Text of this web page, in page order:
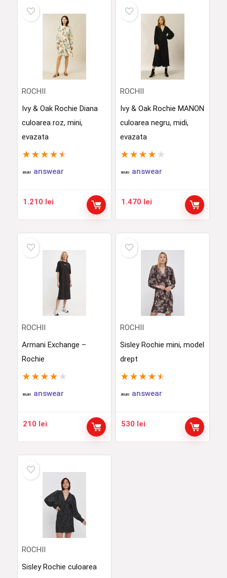
ROCHII
Ivy & Oak Rochie Diana
culoarea roz, mini,
evazata
★ ★ ★ ★ ★
answear
1.210 lei
ROCHII
Ivy & Oak Rochie MANON
culoarea negru, midi,
evazata
★ ★ ★ ★ ★
answear
1.470 lei
ROCHII
Armani Exchange –
Rochie
★ ★ ★ ★ ★
answear
210 lei
ROCHII
Sisley Rochie mini, model
drept
★ ★ ★ ★ ★
answear
530 lei
ROCHII
Sisley Rochie culoarea